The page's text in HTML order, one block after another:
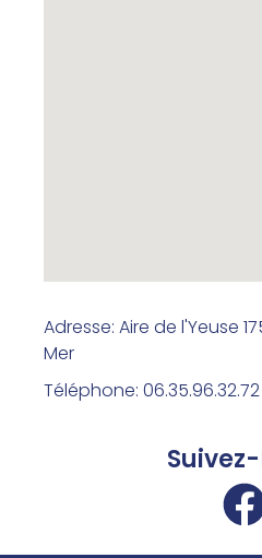
Adresse: Aire de l'Yeuse
Mer
Téléphone: 06.35.96.32.72